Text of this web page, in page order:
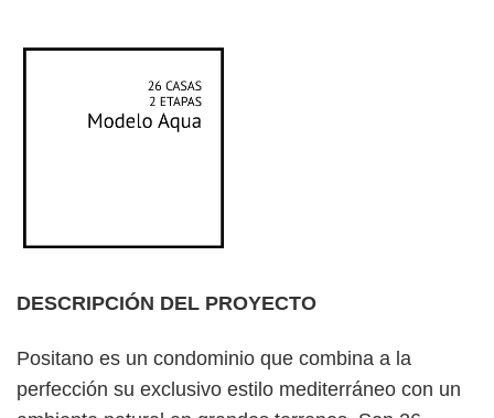
DESCRIPCIÓN DEL PROYECTO
Positano es un condominio que combina a la
perfección su exclusivo estilo mediterráneo con un